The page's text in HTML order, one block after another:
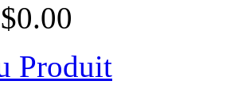
$0.00
Produit